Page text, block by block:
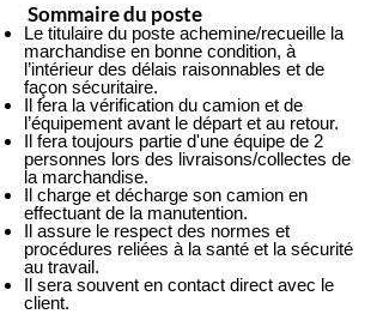
Sommaire du poste
Le titulaire du poste achemine/recueille la
marchandise en bonne condition, à
l’intérieur des délais raisonnables et de
façon sécuritaire.
Il fera la vérification du camion et de
l’équipement avant le départ et au retour.
Il fera toujours partie d'une équipe de 2
personnes lors des livraisons/collectes de
la marchandise.
Il charge et décharge son camion en
effectuant de la manutention.
Il assure le respect des normes et
procédures reliées à la santé et la sécurité
au travail.
Il sera souvent en contact direct avec le
client.